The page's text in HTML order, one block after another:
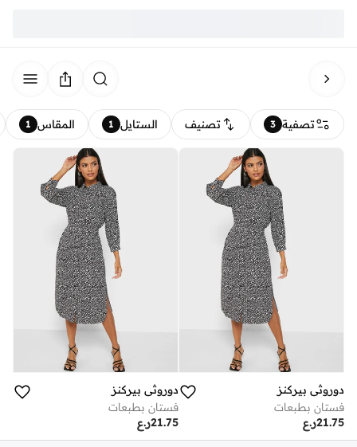
تصفية 3 تصنيف الستايل 1 المقاس 1
دوروثي بيركنز
فستان بطبعات
ر.ع21.75
دوروثي بيركنز
فستان بطبعات
ر.ع21.75